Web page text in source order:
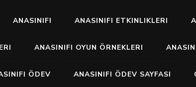
ANASINIFI ANASINIFI ETKINLIKLERI
ANASINIFI OYUN ÖRNEKLERI
ÖDEV ANASINIFI ÖDEV SAYFASI